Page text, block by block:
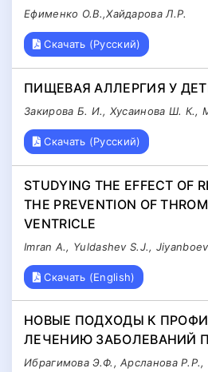
Ефименко О.В.,Хайдарова Л.Р.
Скачать (Русский)
ПИЩЕВАЯ АЛЛЕРГИЯ У
Закирова Б. И., Хусаинова Ш. К.,
Скачать (Русский)
STUDYING THE EFFECT OF
THE PREVENTION OF
VENTRICLE
Imran A., Yuldashev S.J.,
Скачать (English)
НОВЫЕ ПОДХОДЫ К
ЛЕЧЕНИЮ ЗАБОЛЕВАНИЙ
Ибрагимова Э.Ф., Арсланова